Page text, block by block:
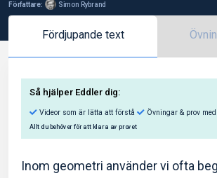
Författare: Simon Rybrand
Fördjupande text
Inom geometri använder vi ofta